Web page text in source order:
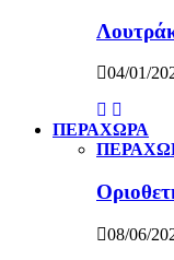
04/01/
ΠΕΡΑΧΩΡΑ
08/06/